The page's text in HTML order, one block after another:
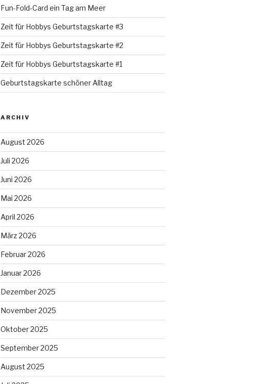
Fun-Fold-Card ein Tag am Meer
Zeit für Hobbys Geburtstagskarte #3
Zeit für Hobbys Geburtstagskarte #2
Zeit für Hobbys Geburtstagskarte #1
Geburtstagskarte schöner Alltag
ARCHIV
August 2026
Juli 2026
Juni 2026
Mai 2026
April 2026
März 2026
Februar 2026
Januar 2026
Dezember 2025
November 2025
Oktober 2025
September 2025
August 2025